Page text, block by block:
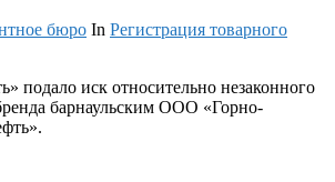
бюро In Регистрация товарного
подало иск относительно незаконного
барнаульским ООО «Горно-